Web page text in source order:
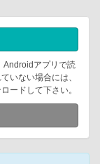
Androidアプリで読
いない場合には、
ードして下さい。